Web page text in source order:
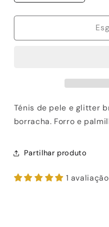
a
quantidade
SAPATILHA
a
Ténis de pele e glitter
borracha. Forro e
Partilhar produto
1 avaliação